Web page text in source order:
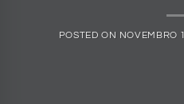
POSTED ON NOVEMBRO